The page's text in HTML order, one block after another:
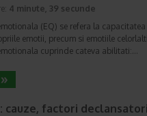
4 minute, 39 secunde
(EQ) se refera la
emotii, precum si emotiile
cuprinde cateva abilitati:…
cauze, factori